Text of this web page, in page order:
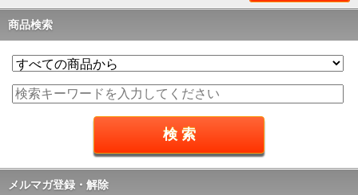
商品検索
メルマガ登録・解除